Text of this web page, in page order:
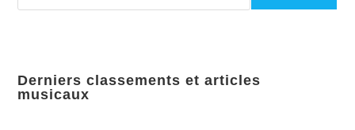
Derniers classements et articles
musicaux